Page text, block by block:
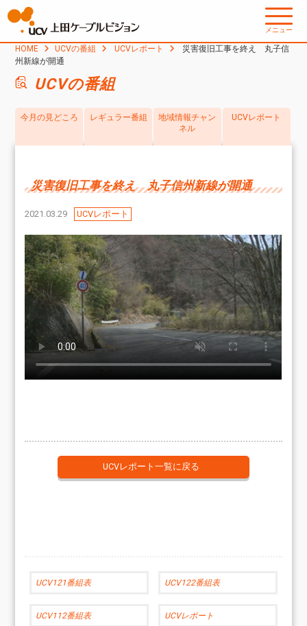
メニュー
HOME UCVの番組 UCVレポート
災害復旧工事を終え 丸子信
州新線が開通
UCVの番組
今月の見どころ レギュラー番組
地域情報チャン
ネル
UCVレポート
災害復旧工事を終え 丸子信州新線が開通
2021.03.29 UCVレポート
UCVレポート一覧に戻る
UCV121番組表 UCV122番組表
UCV112番組表 UCVレポート